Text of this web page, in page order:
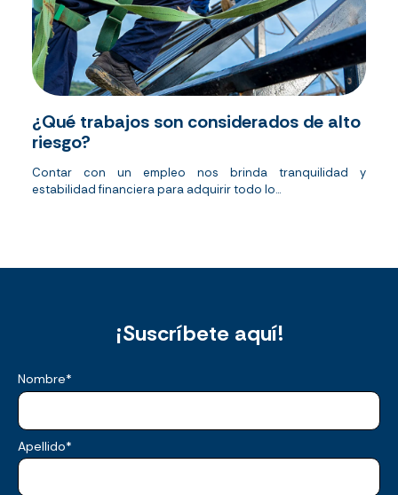
¿Qué trabajos son considerados de alto
riesgo?
Contar con un empleo nos brinda tranquilidad y
estabilidad financiera para adquirir todo lo...
¡Suscríbete aquí!
Nombre*
Apellido*